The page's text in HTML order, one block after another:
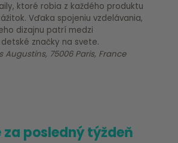
ktoré robia z každého produktu
Vďaka spojeniu vzdelávania,
dizajnu patrí medzi
značky na svete.
Augustins, 75006 Paris, France
posledný týždeň